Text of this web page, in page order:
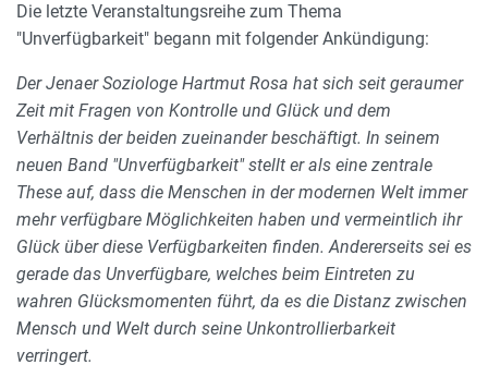
Die letzte Veranstaltungsreihe zum Thema
"Unverfügbarkeit" begann mit folgender Ankündigung:
Der Jenaer Soziologe Hartmut Rosa hat sich seit geraumer
Zeit mit Fragen von Kontrolle und Glück und dem
Verhältnis der beiden zueinander beschäftigt. In seinem
neuen Band "Unverfügbarkeit" stellt er als eine zentrale
These auf, dass die Menschen in der modernen Welt immer
mehr verfügbare Möglichkeiten haben und vermeintlich ihr
Glück über diese Verfügbarkeiten finden. Andererseits sei es
gerade das Unverfügbare, welches beim Eintreten zu
wahren Glücksmomenten führt, da es die Distanz zwischen
Mensch und Welt durch seine Unkontrollierbarkeit
verringert.